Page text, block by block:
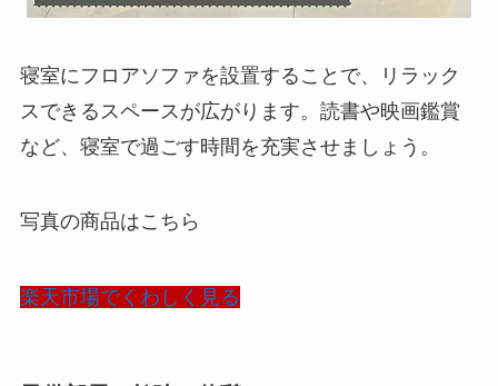
寝室にフロアソファを設置することで、リラック
スできるスペースが広がります。読書や映画鑑賞
など、寝室で過ごす時間を充実させましょう。
写真の商品はこちら
楽天市場でくわしく見る